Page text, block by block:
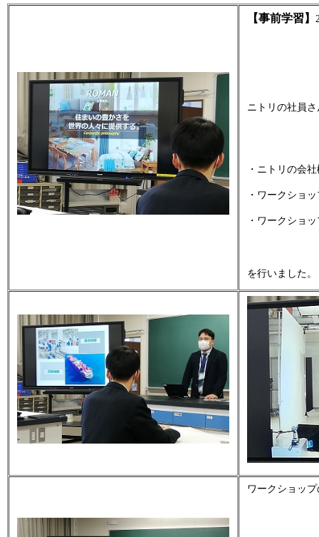
【事前学習】
ニトリの社員
・ニトリの会
・ワークショ
・ワークショ
を行いました。
ワークショッ